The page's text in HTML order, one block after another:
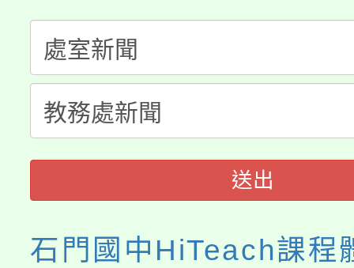
半價優惠，詳情可洽有
者。
份教師增能研習
份教師研習
淨零綠生活教案入校路
會
115年食農教育專業人
程
送出
石門國中HiTeach課程